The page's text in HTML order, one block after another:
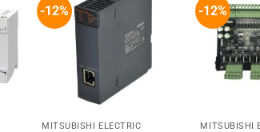
-12%
MITSUBISHI ELECTRIC
-12%
MITSUBISHI